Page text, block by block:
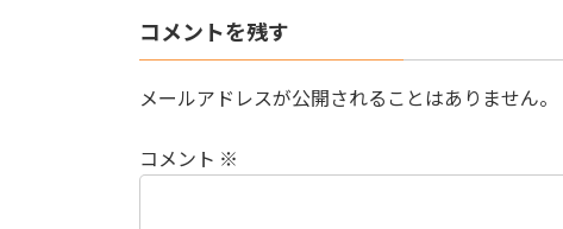
コメントを残す
メールアドレスが公開されることはありません。
コメント ※